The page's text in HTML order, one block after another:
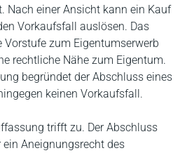
Nach einer Ansicht kann ein Kauf
Vorkaufsfall auslösen. Das
zum Eigentumserwerb
rechtliche Nähe zum Eigentum.
begründet der Abschluss eines
keinen Vorkaufsfall.
trifft zu. Der Abschluss
Aneignungsrecht des